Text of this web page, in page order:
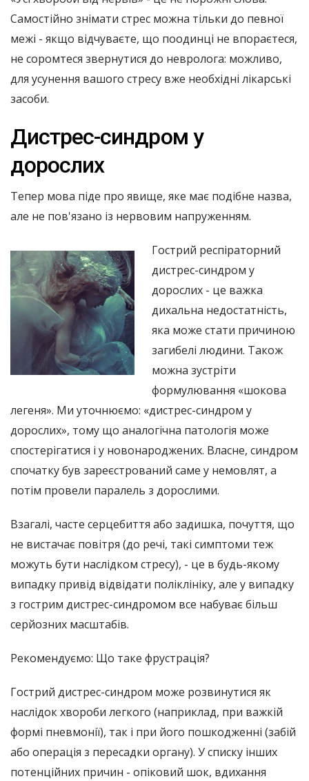
Самостійно знімати стрес можна тільки до певної
межі - якщо відчуваєте, що поодинці не впораєтеся,
не соромтеся звернутися до невролога: можливо,
для усунення вашого стресу вже необхідні лікарські
засоби.
Дистрес-синдром у
дорослих
Тепер мова піде про явище, яке має подібне назва,
але не пов'язано із нервовим напруженням.
Гострий респіраторний
дистрес-синдром у
дорослих - це важка
дихальна недостатність,
яка може стати причиною
загибелі людини. Також
можна зустріти
формулювання «шокова
легеня». Ми уточнюємо: «дистрес-синдром у
дорослих», тому що аналогічна патологія може
спостерігатися і у новонароджених. Власне, синдром
спочатку був зареєстрований саме у немовлят, а
потім провели паралель з дорослими.
Взагалі, часте серцебиття або задишка, почуття, що
не вистачає повітря (до речі, такі симптоми теж
можуть бути наслідком стресу), - це в будь-якому
випадку привід відвідати поліклініку, але у випадку
з гострим дистрес-синдромом все набуває більш
серйозних масштабів.
Рекомендуємо: Що таке фрустрація?
Гострий дистрес-синдром може розвинутися як
наслідок хвороби легкого (наприклад, при важкій
формі пневмонії), так і при його пошкодженні (забій
або операція з пересадки органу). У списку інших
потенційних причин - опіковий шок, вдихання